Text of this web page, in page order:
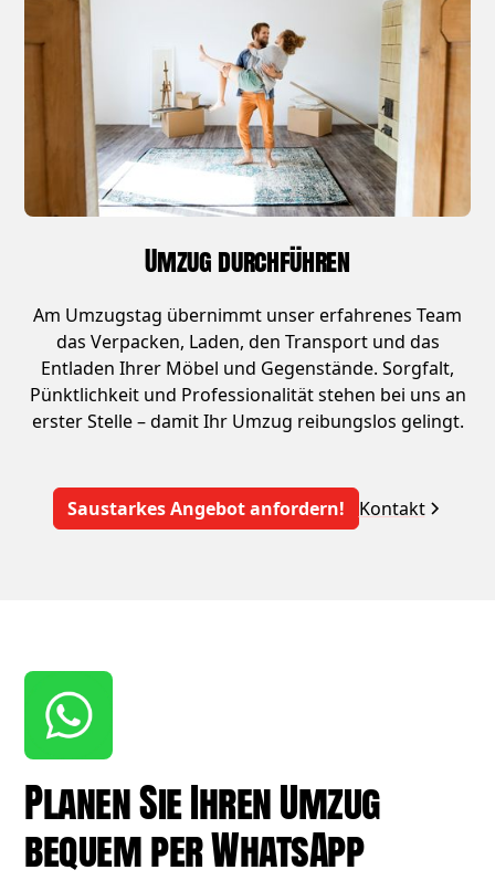
Umzug durchführen
Am Umzugstag übernimmt unser erfahrenes Team
das Verpacken, Laden, den Transport und das
Entladen Ihrer Möbel und Gegenstände. Sorgfalt,
Pünktlichkeit und Professionalität stehen bei uns an
erster Stelle – damit Ihr Umzug reibungslos gelingt.
Saustarkes Angebot anfordern! Kontakt
Planen Sie Ihren Umzug
bequem per WhatsApp